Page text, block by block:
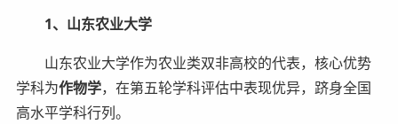
1、山东农业大学
山东农业大学作为农业类双非高校的代表，核心优势
学科为作物学，在第五轮学科评估中表现优异，跻身全国
高水平学科行列。